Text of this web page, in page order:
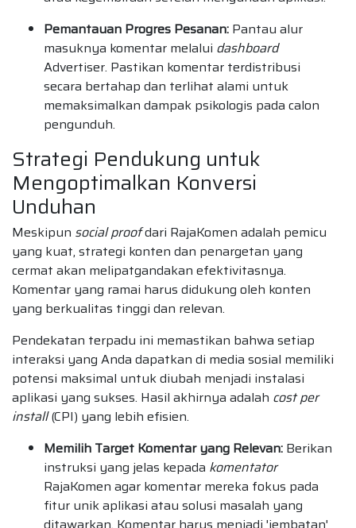
Pemantauan Progres Pesanan: Pantau alur
masuknya komentar melalui dashboard
Advertiser. Pastikan komentar terdistribusi
secara bertahap dan terlihat alami untuk
memaksimalkan dampak psikologis pada calon
pengunduh.
Strategi Pendukung untuk
Mengoptimalkan Konversi
Unduhan
Meskipun social proofdari RajaKomen adalah pemicu
yang kuat, strategi konten dan penargetan yang
cermat akan melipatgandakan efektivitasnya.
Komentar yang ramai harus didukung oleh konten
yang berkualitas tinggi dan relevan.
Pendekatan terpadu ini memastikan bahwa setiap
interaksi yang Anda dapatkan di media sosial memiliki
potensi maksimal untuk diubah menjadi instalasi
aplikasi yang sukses. Hasil akhirnya adalah cost per
install(CPI) yang lebih efisien.
Memilih Target Komentar yang Relevan: Berikan
instruksi yang jelas kepada komentator
RajaKomen agar komentar mereka fokus pada
fitur unik aplikasi atau solusi masalah yang